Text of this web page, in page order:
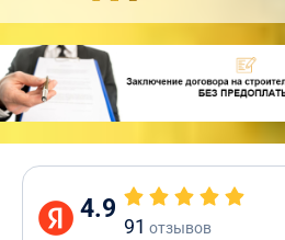
4.9
91 отзывов